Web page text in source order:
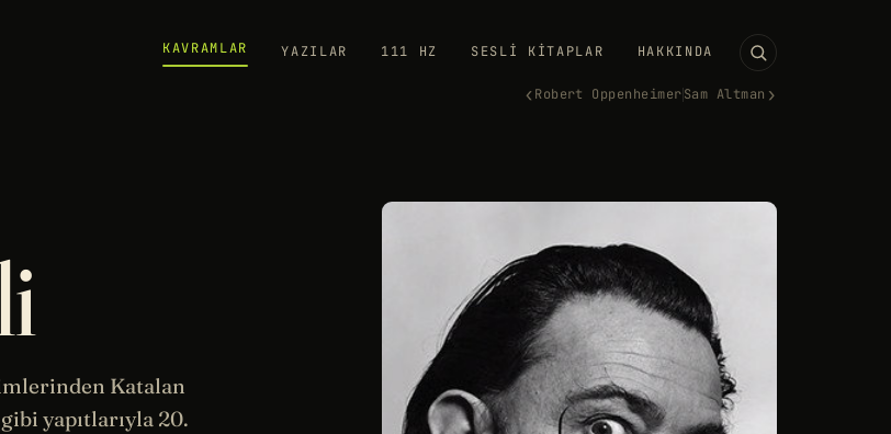
KAVRAMLAR YAZILAR 111 HZ SESLI KITAPLAR HAKKINDA
‹Robert OppenheimerSam Altman ›
Katalan
gibi yapıtlarıyla 20.